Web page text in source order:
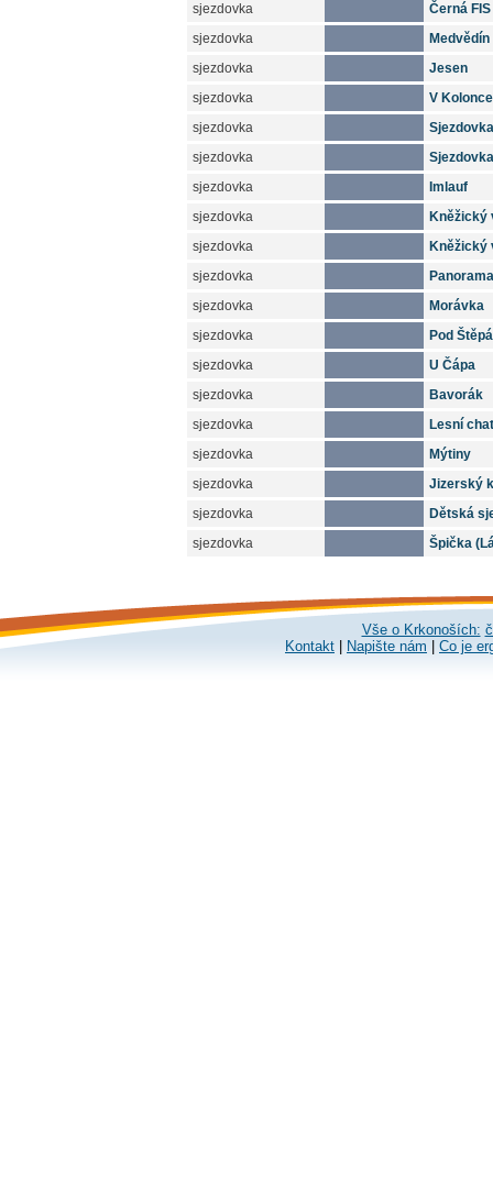
sjezdovka
Černá FIS
sjezdovka
sjezdovka
Jesen
sjezdovka
V Kolonce
sjezdovka
sjezdovka
sjezdovka
Imlauf
sjezdovka
Kněžický
sjezdovka
Kněžický
sjezdovka
Panorama
sjezdovka
Morávka
sjezdovka
Pod
sjezdovka
U Čápa
sjezdovka
Bavorák
sjezdovka
Lesní
sjezdovka
Mýtiny
sjezdovka
Jizerský
sjezdovka
Dětská
sjezdovka
Špička
Vše o Krkonoších:
Kontakt
Napište nám Co je